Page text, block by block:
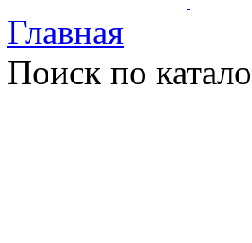
Главная
Поиск по